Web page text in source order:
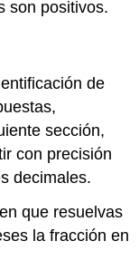
son positivos.
de
sección,
con precisión
decimales.
que resuelvas
la fracción en